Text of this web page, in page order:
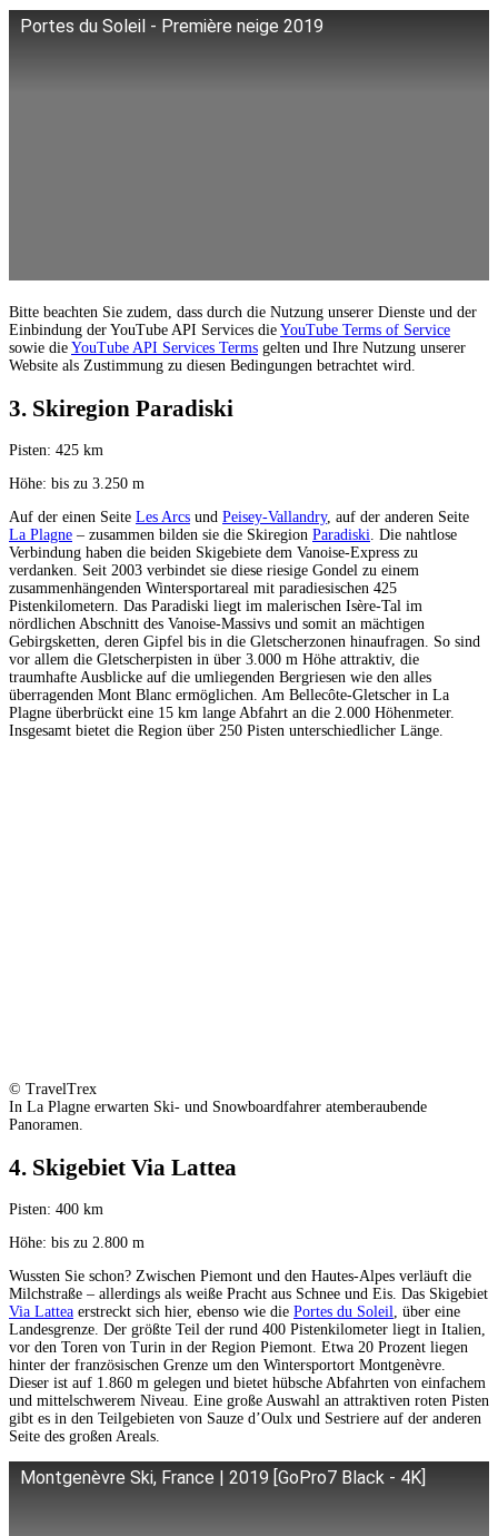
Portes du Soleil - Première neige 2019
Bitte beachten Sie zudem, dass durch die Nutzung unserer Dienste und der
Einbindung der YouTube API Services die YouTube Terms of Service
sowie die YouTube API Services Terms gelten und Ihre Nutzung unserer
Website als Zustimmung zu diesen Bedingungen betrachtet wird.
3. Skiregion Paradiski
Pisten: 425 km
Höhe: bis zu 3.250 m
Auf der einen Seite Les Arcs und Peisey-Vallandry, auf der anderen Seite
La Plagne – zusammen bilden sie die Skiregion Paradiski. Die nahtlose
Verbindung haben die beiden Skigebiete dem Vanoise-Express zu
verdanken. Seit 2003 verbindet sie diese riesige Gondel zu einem
zusammenhängenden Wintersportareal mit paradiesischen 425
Pistenkilometern. Das Paradiski liegt im malerischen Isère-Tal im
nördlichen Abschnitt des Vanoise-Massivs und somit an mächtigen
Gebirgsketten, deren Gipfel bis in die Gletscherzonen hinaufragen. So sind
vor allem die Gletscherpisten in über 3.000 m Höhe attraktiv, die
traumhafte Ausblicke auf die umliegenden Bergriesen wie den alles
überragenden Mont Blanc ermöglichen. Am Bellecôte-Gletscher in La
Plagne überbrückt eine 15 km lange Abfahrt an die 2.000 Höhenmeter.
Insgesamt bietet die Region über 250 Pisten unterschiedlicher Länge.
© TravelTrex
In La Plagne erwarten Ski- und Snowboardfahrer atemberaubende
Panoramen.
4. Skigebiet Via Lattea
Pisten: 400 km
Höhe: bis zu 2.800 m
Wussten Sie schon? Zwischen Piemont und den Hautes-Alpes verläuft die
Milchstraße – allerdings als weiße Pracht aus Schnee und Eis. Das Skigebiet
Via Lattea erstreckt sich hier, ebenso wie die Portes du Soleil, über eine
Landesgrenze. Der größte Teil der rund 400 Pistenkilometer liegt in Italien,
vor den Toren von Turin in der Region Piemont. Etwa 20 Prozent liegen
hinter der französischen Grenze um den Wintersportort Montgenèvre.
Dieser ist auf 1.860 m gelegen und bietet hübsche Abfahrten von einfachem
und mittelschwerem Niveau. Eine große Auswahl an attraktiven roten Pisten
gibt es in den Teilgebieten von Sauze d’Oulx und Sestriere auf der anderen
Seite des großen Areals.
Montgenèvre Ski, France | 2019 [GoPro7 Black - 4K]